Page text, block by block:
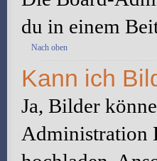
du in einem
Nach oben
Kann ich
Ja, Bilder
Administration